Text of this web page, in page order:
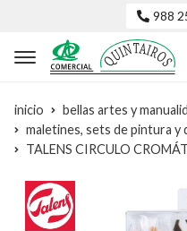
988
inicio
bellas artes y
maletines, sets de pintura y
TALENS CIRCULO